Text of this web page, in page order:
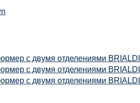
с двумя отделениями
с двумя отделениями
с двумя отделениями